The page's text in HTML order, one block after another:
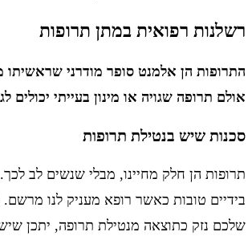
רשלנות רפואית במתן תרופות
התרופות הן אלמנט סופר מודרני
אולם תרופה שגויה או מינון בעייתי
סכנות שיש בנטילת תרופות
תרופות הן חלק מחיינו, מבלי שנשים לב
בידיים טובות כאשר רופא מעניק לנו
שלכם נזק כתוצאה מנטילת תרופה, יתכן